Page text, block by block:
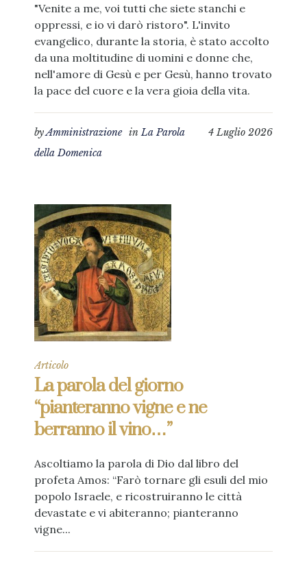
"Venite a me, voi tutti che siete stanchi e
oppressi, e io vi darò ristoro". L'invito
evangelico, durante la storia, è stato accolto
da una moltitudine di uomini e donne che,
nell'amore di Gesù e per Gesù, hanno trovato
la pace del cuore e la vera gioia della vita.
4 Luglio 2026
byAmministrazione inLa Parola
della Domenica
Articolo
La parola del giorno
“pianteranno vigne e ne
berranno il vino…”
Ascoltiamo la parola di Dio dal libro del
profeta Amos: “Farò tornare gli esuli del mio
popolo Israele, e ricostruiranno le città
devastate e vi abiteranno; pianteranno
vigne...